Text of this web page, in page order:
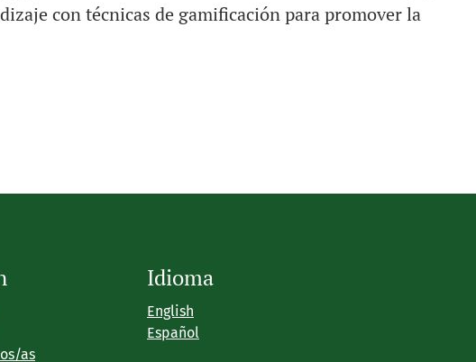
con técnicas de gamificación para promover la
as
Idioma
English
Español